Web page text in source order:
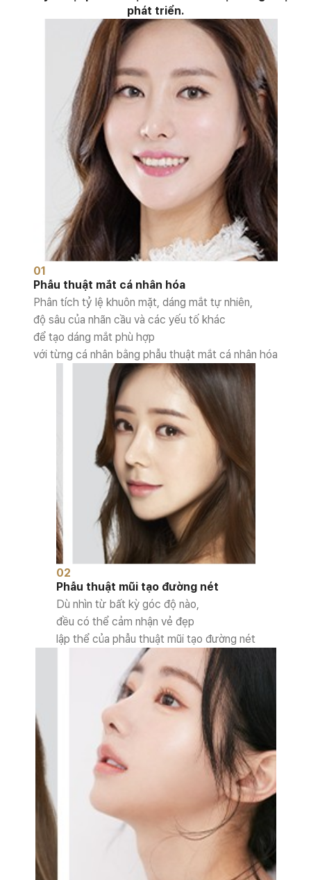
phát triển.
01
Phẫu thuật mắt cá nhân hóa
Phân tích tỷ lệ khuôn mặt, dáng mắt tự nhiên,
độ sâu của nhãn cầu và các yếu tố khác
để tạo dáng mắt phù hợp
với từng cá nhân bằng phẫu thuật mắt cá nhân hóa
02
Phẫu thuật mũi tạo đường nét
Dù nhìn từ bất kỳ góc độ nào,
đều có thể cảm nhận vẻ đẹp
lập thể của phẫu thuật mũi tạo đường nét